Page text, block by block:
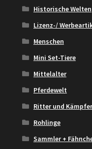
Historische Welten
Lizenz-/
Menschen
Mini Set-Tiere
Mittelalter
Pferdewelt
Ritter und Kämpfer
Rohlinge
Sammler +